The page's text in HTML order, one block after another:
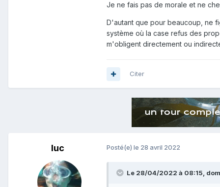
Je ne fais pas de morale et ne
D'autant que pour beaucoup, ne
système où la case refus des
m'obligent directement ou
Citer
luc Posté(e) le 28 avril 2022
Le 28/04/2022 à 08:15,